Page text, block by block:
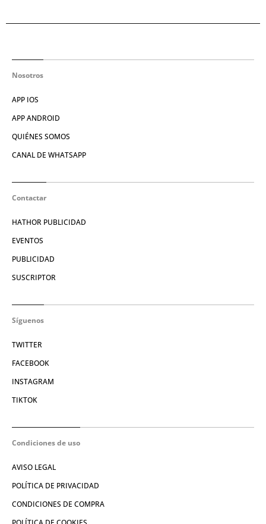
Nosotros
APP IOS
APP ANDROID
QUIÉNES SOMOS
CANAL DE WHATSAPP
Contactar
HATHOR PUBLICIDAD
EVENTOS
PUBLICIDAD
SUSCRIPTOR
Síguenos
TWITTER
FACEBOOK
INSTAGRAM
TIKTOK
Condiciones de uso
AVISO LEGAL
POLÍTICA DE PRIVACIDAD
CONDICIONES DE COMPRA